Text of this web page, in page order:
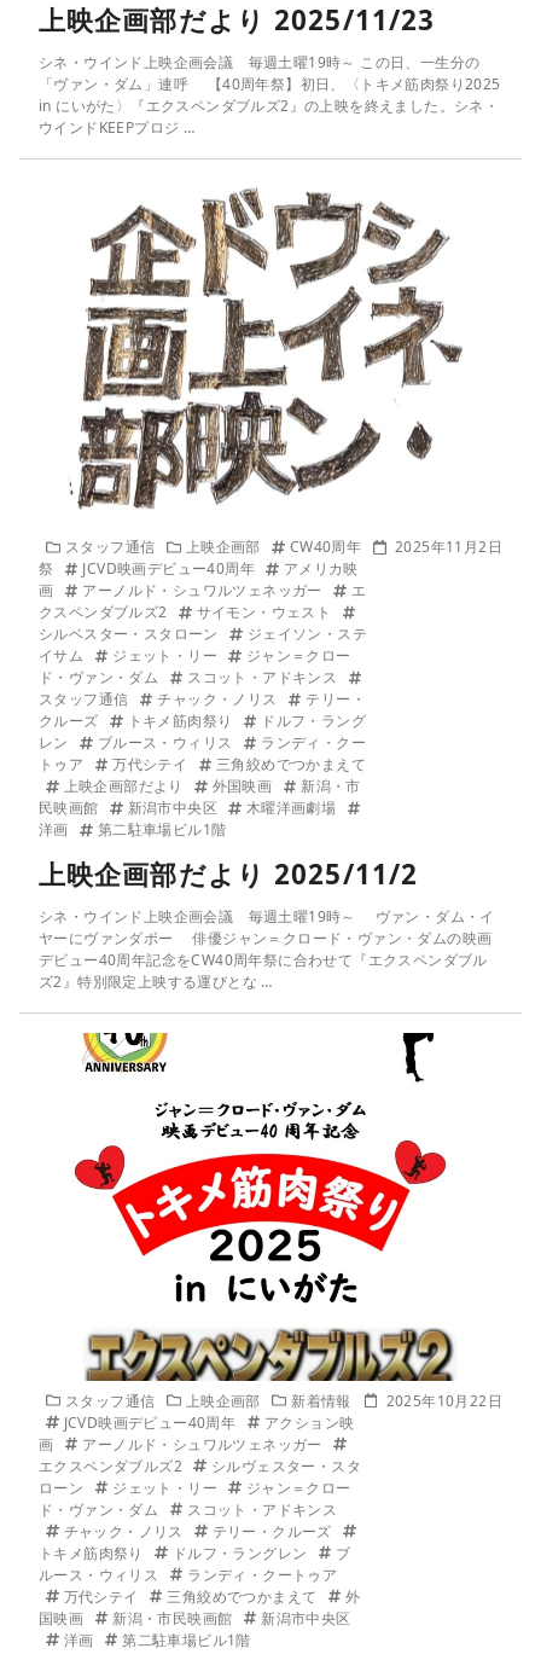
上映企画部だより 2025/11/23
シネ・ウインド上映企画会議 毎週土曜19時～ この日、一生分の
「ヴァン・ダム」連呼 【40周年祭】初日、〈トキメ筋肉祭り2025
in にいがた〉『エクスペンダブルズ2』の上映を終えました。シネ・
ウインドKEEPプロジ …
スタッフ通信 上映企画部
CW40周年
祭
JCVD映画デビュー40周年
アメリカ映
画
アーノルド・シュワルツェネッガー
エ
クスペンダブルズ2
サイモン・ウェスト
シルベスター・スタローン
ジェイソン・ステ
イサム
ジェット・リー
ジャン＝クロー
ド・ヴァン・ダム
スコット・アドキンス
スタッフ通信
チャック・ノリス
テリー・
クルーズ
トキメ筋肉祭り
ドルフ・ラング
レン
ブルース・ウィリス
ランディ・クー
トゥア
万代シテイ
三角絞めでつかまえて
上映企画部だより
外国映画
新潟・市
民映画館
新潟市中央区
木曜洋画劇場
洋画
第二駐車場ビル1階
2025年11月2日
上映企画部だより 2025/11/2
シネ・ウインド上映企画会議 毎週土曜19時～ ヴァン・ダム・イ
ヤーにヴァンダボー 俳優ジャン＝クロード・ヴァン・ダムの映画
デビュー40周年記念をCW40周年祭に合わせて『エクスペンダブル
ズ2』特別限定上映する運びとな …
スタッフ通信 上映企画部
新着情報
JCVD映画デビュー40周年
アクション映
画
アーノルド・シュワルツェネッガー
エクスペンダブルズ2
シルヴェスター・スタ
ローン
ジェット・リー
ジャン＝クロー
ド・ヴァン・ダム
スコット・アドキンス
チャック・ノリス
テリー・クルーズ
トキメ筋肉祭り
ドルフ・ラングレン
ブ
ルース・ウィリス
ランディ・クートゥア
万代シテイ
三角絞めでつかまえて
外
国映画
新潟・市民映画館
新潟市中央区
洋画
第二駐車場ビル1階
2025年10月22日